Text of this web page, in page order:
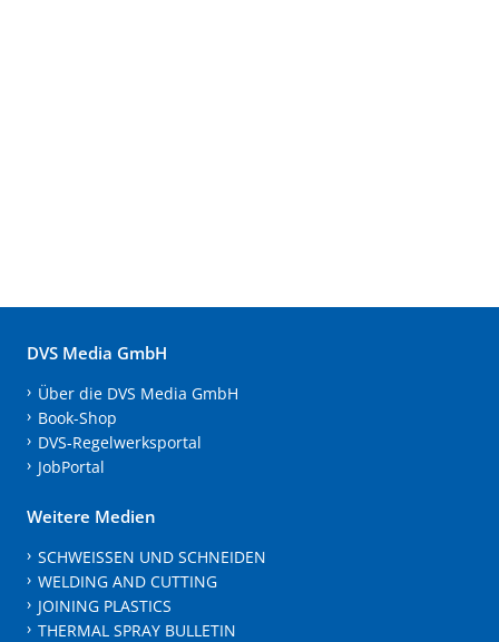
DVS Media GmbH
Über die DVS Media GmbH
Book-Shop
DVS-Regelwerksportal
JobPortal
Weitere Medien
SCHWEISSEN UND SCHNEIDEN
WELDING AND CUTTING
JOINING PLASTICS
THERMAL SPRAY BULLETIN